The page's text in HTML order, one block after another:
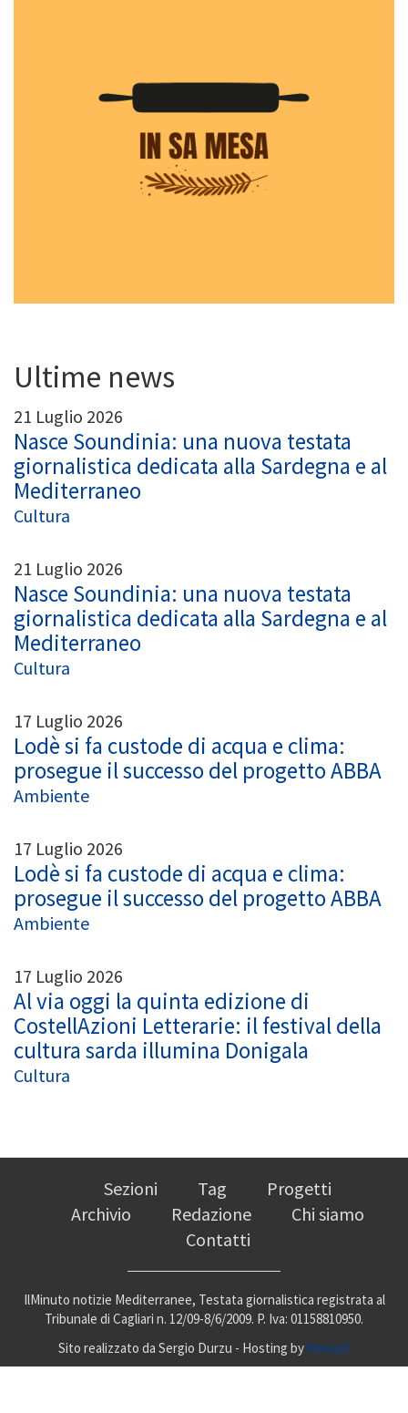
Ultime news
21 Luglio 2026
Nasce Soundinia: una nuova testata
giornalistica dedicata alla Sardegna e al
Mediterraneo
Cultura
21 Luglio 2026
Nasce Soundinia: una nuova testata
giornalistica dedicata alla Sardegna e al
Mediterraneo
Cultura
17 Luglio 2026
Lodè si fa custode di acqua e clima:
prosegue il successo del progetto ABBA
Ambiente
17 Luglio 2026
Lodè si fa custode di acqua e clima:
prosegue il successo del progetto ABBA
Ambiente
17 Luglio 2026
Al via oggi la quinta edizione di
CostellAzioni Letterarie: il festival della
cultura sarda illumina Donigala
Cultura
Sezioni Tag
Progetti
Archivio
Redazione
Chi siamo
Contatti
IlMinuto notizie Mediterranee, Testata giornalistica registrata al
Tribunale di Cagliari n. 12/09-8/6/2009. P. Iva: 01158810950.
Sito realizzato da Sergio Durzu - Hosting by Kimsufi